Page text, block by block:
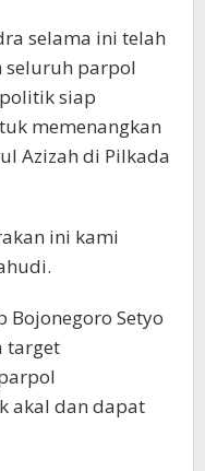
selama ini telah
seluruh parpol
siap
memenangkan
Azizah di Pilkada
ini kami
Bojonegoro Setyo
target
akal dan dapat